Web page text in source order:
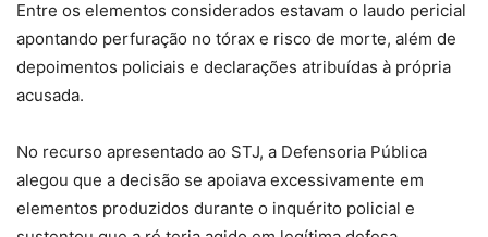
Entre os elementos considerados estavam o laudo pericial
apontando perfuração no tórax e risco de morte, além de
depoimentos policiais e declarações atribuídas à própria
acusada.
No recurso apresentado ao STJ, a Defensoria Pública
alegou que a decisão se apoiava excessivamente em
elementos produzidos durante o inquérito policial e